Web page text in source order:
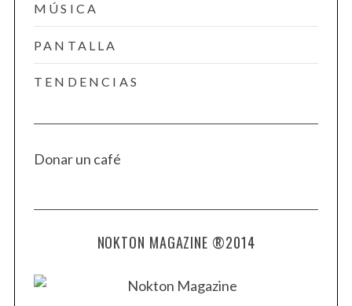
MÚSICA
PANTALLA
TENDENCIAS
Donar un café
NOKTON MAGAZINE ®2014